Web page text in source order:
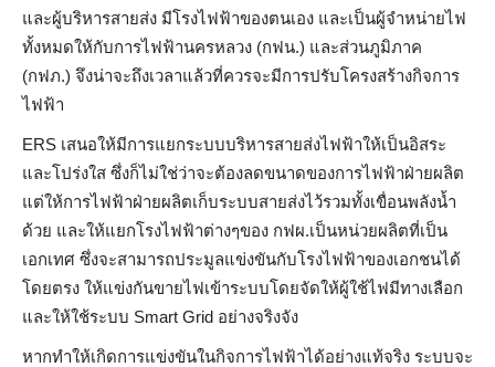
และผู้บริหารสายส่ง มีโรงไฟฟ้าของตนเอง และเป็นผู้จำหน่ายไฟ
ทั้งหมดให้กับการไฟฟ้านครหลวง (กฟน.) และส่วนภูมิภาค
(กฟภ.) จึงน่าจะถึงเวลาแล้วที่ควรจะมีการปรับโครงสร้างกิจการ
ไฟฟ้า
ERS เสนอให้มีการแยกระบบบริหารสายส่งไฟฟ้าให้เป็นอิสระ
และโปร่งใส ซึ่งก็ไม่ใช่ว่าจะต้องลดขนาดของการไฟฟ้าฝ่ายผลิต
แต่ให้การไฟฟ้าฝ่ายผลิตเก็บระบบสายส่งไว้รวมทั้งเขื่อนพลังน้ำ
ด้วย และให้แยกโรงไฟฟ้าต่างๆของ กฟผ.เป็นหน่วยผลิตที่เป็น
เอกเทศ ซึ่งจะสามารถประมูลแข่งขันกับโรงไฟฟ้าของเอกชนได้
โดยตรง ให้แข่งกันขายไฟเข้าระบบโดยจัดให้ผู้ใช้ไฟมีทางเลือก
และให้ใช้ระบบ Smart Grid อย่างจริงจัง
หากทำให้เกิดการแข่งขันในกิจการไฟฟ้าได้อย่างแท้จริง ระบบจะ